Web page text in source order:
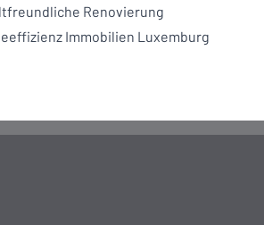
Renovierung
Immobilien Luxemburg